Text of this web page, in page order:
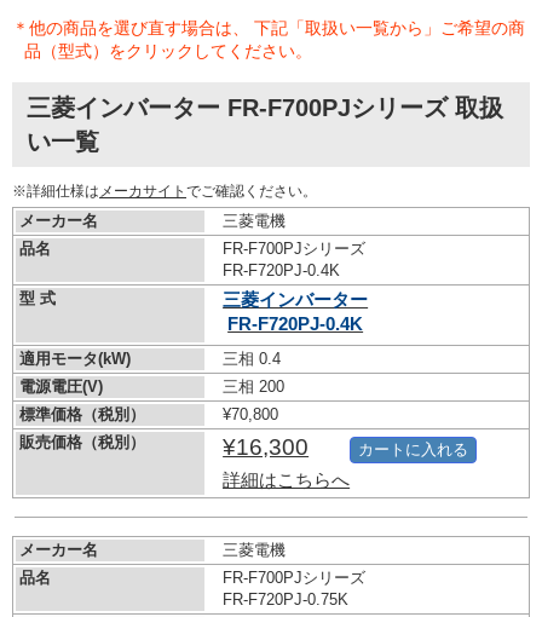
＊他の商品を選び直す場合は、 下記「取扱い一覧から」ご希望の商
品（型式）をクリックしてください。
三菱インバーター FR-F700PJシリーズ 取扱
い一覧
※詳細仕様は メーカサイト でご確認ください。
メーカー名
三菱電機
品名
FR-F700PJシリーズ
FR-F720PJ-0.4K
型 式
三菱インバーター
FR-F720PJ-0.4K
適用モータ(kW)
三相 0.4
電源電圧(V)
三相 200
標準価格（税別）
¥70,800
販売価格（税別）
¥16,300
詳細はこちらへ
カートに入れる
メーカー名
三菱電機
品名
FR-F700PJシリーズ
FR-F720PJ-0.75K